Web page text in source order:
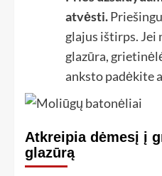
atvėsti.
glajus ištirps. Jei
glazūra,
anksto padėkite
Atkreipia dėmesį į
glazūrą